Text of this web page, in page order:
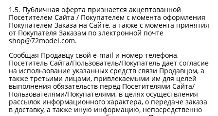
1.5. Публичная оферта признается акцептованной
Посетителем Сайта / Покупателем с момента оформления
Покупателем Заказа на Сайте, а также с момента принятия
от Покупателя Заказам по электронной почте
shop@72model.com.
Сообщая Продавцу свой e-mail и номер телефона,
Посетитель Сайта/Пользователь/Покупатель дает согласие
на использование указанных средств связи Продавцом, а
также третьими лицами, привлекаемыми им для целей
выполнения обязательств перед Посетителями Сайта/
Пользователями/Покупателями, в целях осуществления
рассылок информационного характера, о передаче заказа
в доставку, а также иную информацию, непосредственно